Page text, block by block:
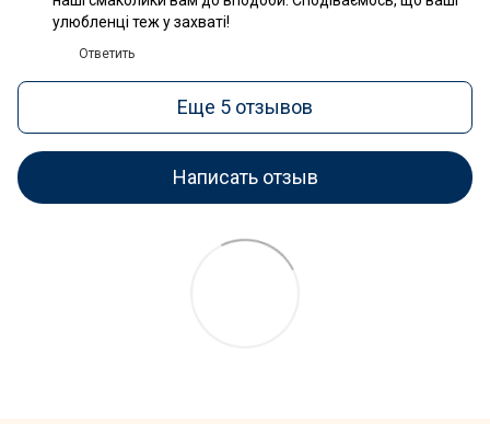
улюбленці теж у захваті!
Ответить
Еще 5 отзывов
Написать отзыв